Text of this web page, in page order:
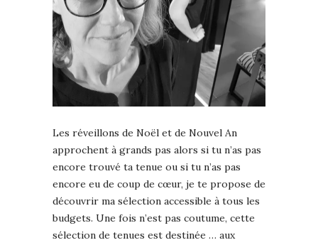
Les réveillons de Noël et de Nouvel An
approchent à grands pas alors si tu n’as pas
encore trouvé ta tenue ou si tu n’as pas
encore eu de coup de cœur, je te propose de
découvrir ma sélection accessible à tous les
budgets. Une fois n’est pas coutume, cette
sélection de tenues est destinée … aux